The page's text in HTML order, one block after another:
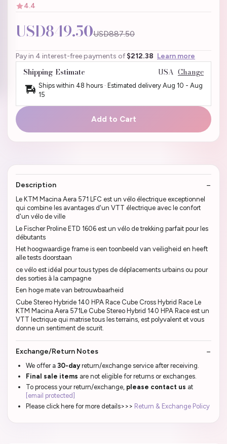
4.4
USD849.50USD887.50
Pay in 4 interest-free payments of $212.38 Learn more
Shipping Estimate USA Change
Ships within 48 hours · Estimated delivery Aug 10 - Aug
15
Add to Cart
Description
Le KTM Macina Aera 571 LFC est un vélo électrique exceptionnel
qui combine les avantages d'un VTT électrique avec le confort
d'un vélo de ville
Le Fischer Proline ETD 1606 est un vélo de trekking parfait pour les
débutants
Het hoogwaardige frame is een toonbeeld van veiligheid en heeft
alle tests doorstaan
ce vélo est idéal pour tous types de déplacements urbains ou pour
des sorties à la campagne
Een hoge mate van betrouwbaarheid
Cube Stereo Hybride 140 HPA Race Cube Cross Hybrid Race Le
KTM Macina Aera 571Le Cube Stereo Hybrid 140 HPA Race est un
VTT lectrique qui matrise tous les terrains, est polyvalent et vous
donne un sentiment de scurit.
Exchange/Return Notes
We offer a 30-dayreturn/exchange service after receiving.
Final sale items are not eligible for returns or exchanges.
To process your return/exchange, please contact us at
[email protected]
Please click here for more details>>> Return & Exchange Policy